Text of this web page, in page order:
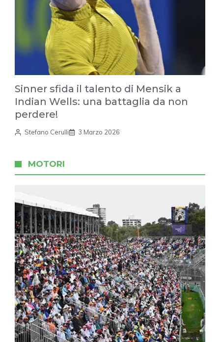
Sinner sfida il talento di Mensik a
Indian Wells: una battaglia da non
perdere!
Stefano Cerulli 3 Marzo 2026
MOTORI